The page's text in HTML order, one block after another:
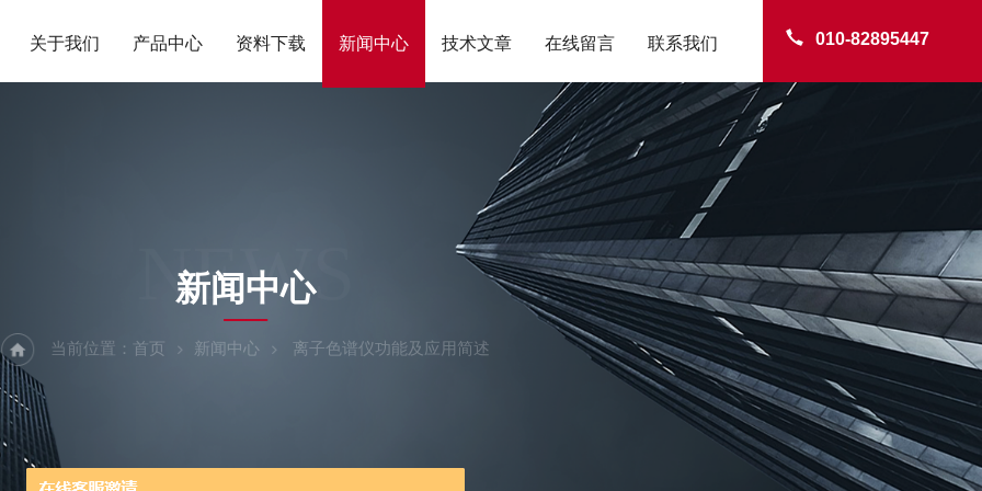
010-82895447
关于我们 产品中心 资料下载 新闻中心 技术文章 在线留言 联系我们
NEWS
新闻中心
当前位置： 首页 新闻中心 离子色谱仪功能及应用简述